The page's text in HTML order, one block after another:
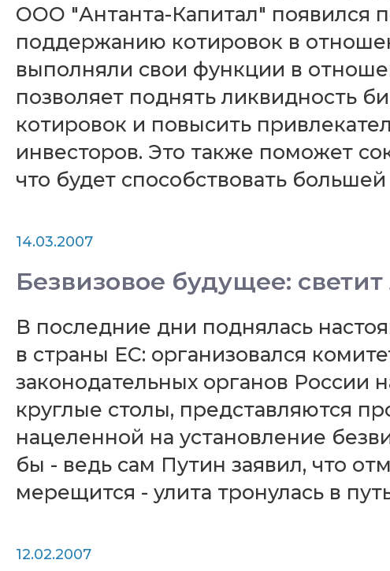
ООО "Антанта-Капитал" появился
поддержанию котировок в
выполняли свои функции в
позволяет поднять ликвидность
котировок и повысить
инвесторов. Это также поможет
что будет способствовать
14.03.2007
Безвизовое будущее:
В последние дни поднялась
в страны ЕС: организовался
законодательных органов России
круглые столы, представляются
нацеленной на установление
бы - ведь сам Путин заявил, что
мерещится - улита тронулась в
12.02.2007